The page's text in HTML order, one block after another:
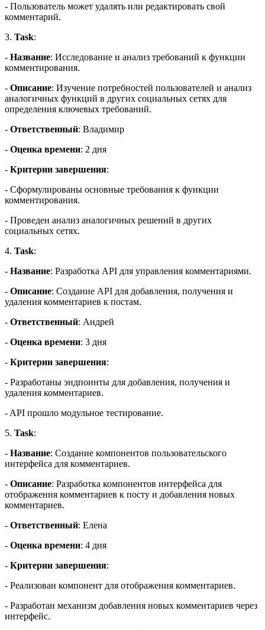
- Пользователь может удалять или редактировать свой
комментарий.
3. Task:
- Название: Исследование и анализ требований к функции
комментирования.
- Описание: Изучение потребностей пользователей и анализ
аналогичных функций в других социальных сетях для
определения ключевых требований.
- Ответственный: Владимир
- Оценка времени: 2 дня
- Критерии завершения:
- Сформулированы основные требования к функции
комментирования.
- Проведен анализ аналогичных решений в других
социальных сетях.
4. Task:
- Название: Разработка API для управления комментариями.
- Описание: Создание API для добавления, получения и
удаления комментариев к постам.
- Ответственный: Андрей
- Оценка времени: 3 дня
- Критерии завершения:
- Разработаны эндпоинты для добавления, получения и
удаления комментариев.
- API прошло модульное тестирование.
5. Task:
- Название: Создание компонентов пользовательского
интерфейса для комментариев.
- Описание: Разработка компонентов интерфейса для
отображения комментариев к посту и добавления новых
комментариев.
- Ответственный: Елена
- Оценка времени: 4 дня
- Критерии завершения:
- Реализован компонент для отображения комментариев.
- Разработан механизм добавления новых комментариев через
интерфейс.